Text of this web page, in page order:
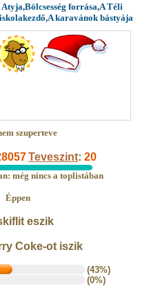
forrása,A Téli
karavánok bástyája
szuperteve
Teveszint: 20
még nincs a toplistában
Éppen
eszik
Coke-ot iszik
(43%)
(0%)